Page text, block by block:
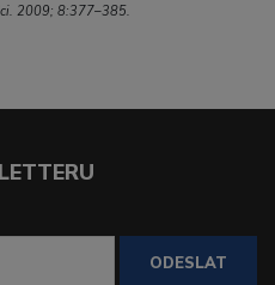
2009; 8:377–385.
ODESLAT